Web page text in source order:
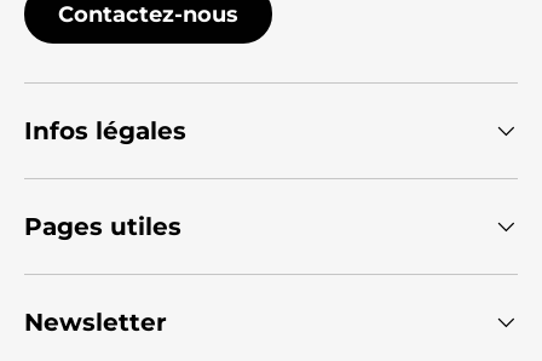
Contactez-nous
Infos légales
Pages utiles
Newsletter